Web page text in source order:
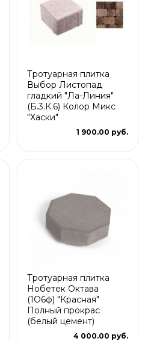
Тротуарная плитка
Выбор Листопад
гладкий "Ла-Линия"
(Б.3.К.6) Колор Микс
"Хаски"
1 900.00 руб.
Тротуарная плитка
Нобетек Октава
(1О6ф) "Красная"
Полный прокрас
(белый цемент)
4 000.00 руб.